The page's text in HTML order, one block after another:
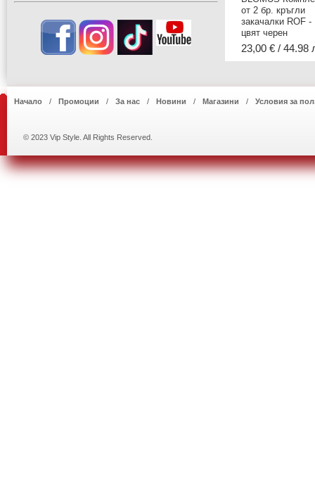
от 2 бр. кръгли
закачалки ROF -
цвят черен
23,00 € / 44.98
Начало Промоции За нас Новини Магазини Условия за
© 2023 Vip Style. All Rights Reserved.